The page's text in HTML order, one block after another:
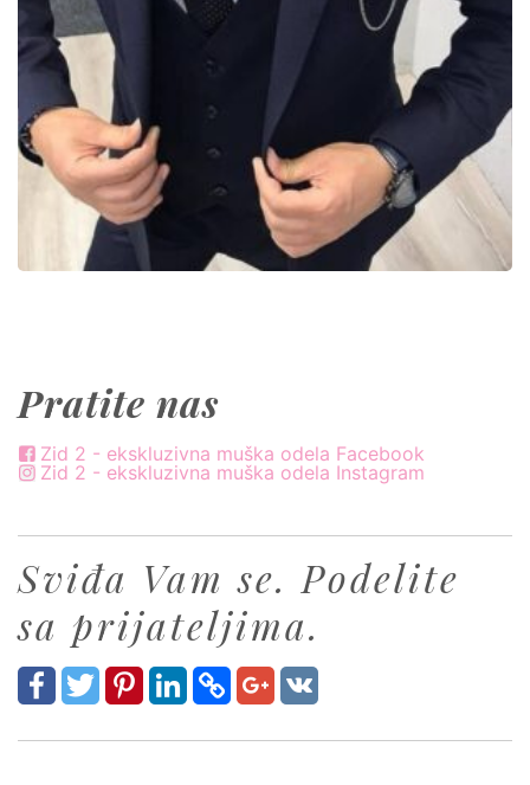
Pratite nas
Zid 2 - ekskluzivna muška odela Facebook
Zid 2 - ekskluzivna muška odela Instagram
Sviđa Vam se. Podelite
sa prijateljima.